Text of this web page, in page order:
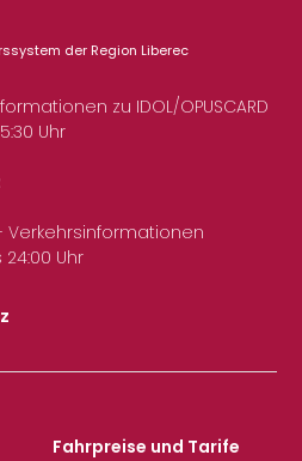
der Region Liberec
zu IDOL/OPUSCARD
Uhr
Verkehrsinformationen
Uhr
Fahrpreise und Tarife